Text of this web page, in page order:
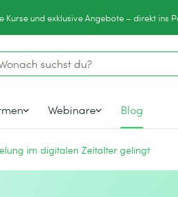
Kurse und exklusive Angebote – direkt ins
Webinare Blog
im digitalen Zeitalter gelingt